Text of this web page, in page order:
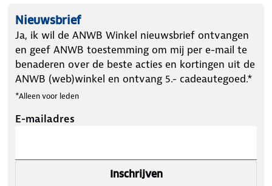
Nieuwsbrief
Ja, ik wil de ANWB Winkel nieuwsbrief ontvangen
en geef ANWB toestemming om mij per e-mail te
benaderen over de beste acties en kortingen uit de
ANWB (web)winkel en ontvang 5.- cadeautegoed.*
*Alleen voor leden
E-mailadres
Inschrijven